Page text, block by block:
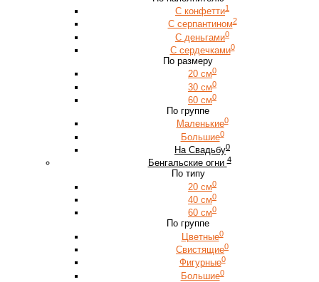
С конфетти1
С серпантином2
С деньгами0
С сердечками0
По размеру
20 см0
30 см0
60 см0
По группе
Маленькие0
Большие0
На Свадьбу0
Бенгальские огни 4
По типу
20 см0
40 см0
60 см0
По группе
Цветные0
Свистящие0
Фигурные0
Большие0